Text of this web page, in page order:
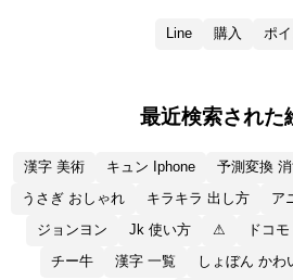
Line 購入 ポ
最近検索された
漢字 美術 キュン Iphone 予測
うさぎ おしゃれ
キラキラ 出し方 ア
ジョンヨン
Jk 使い方 ⚠
チー牛
漢字 一覧 しょぼん